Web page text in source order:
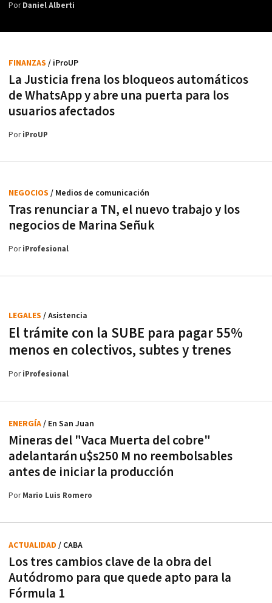
PorDaniel Alberti
La Justicia frena los bloqueos automáticos
de WhatsApp y abre una puerta para los
usuarios afectados
FINANZAS / iProUP
PoriProUP
Tras renunciar a TN, el nuevo trabajo y los
negocios de Marina Señuk
NEGOCIOS / Medios de comunicación
PoriProfesional
El trámite con la SUBE para pagar 55%
menos en colectivos, subtes y trenes
LEGALES / Asistencia
PoriProfesional
Mineras del "Vaca Muerta del cobre"
adelantarán u$s250 M no reembolsables
antes de iniciar la producción
ENERGÍA/ En San Juan
PorMario Luis Romero
Los tres cambios clave de la obra del
Autódromo para que quede apto para la
Fórmula 1
ACTUALIDAD / CABA